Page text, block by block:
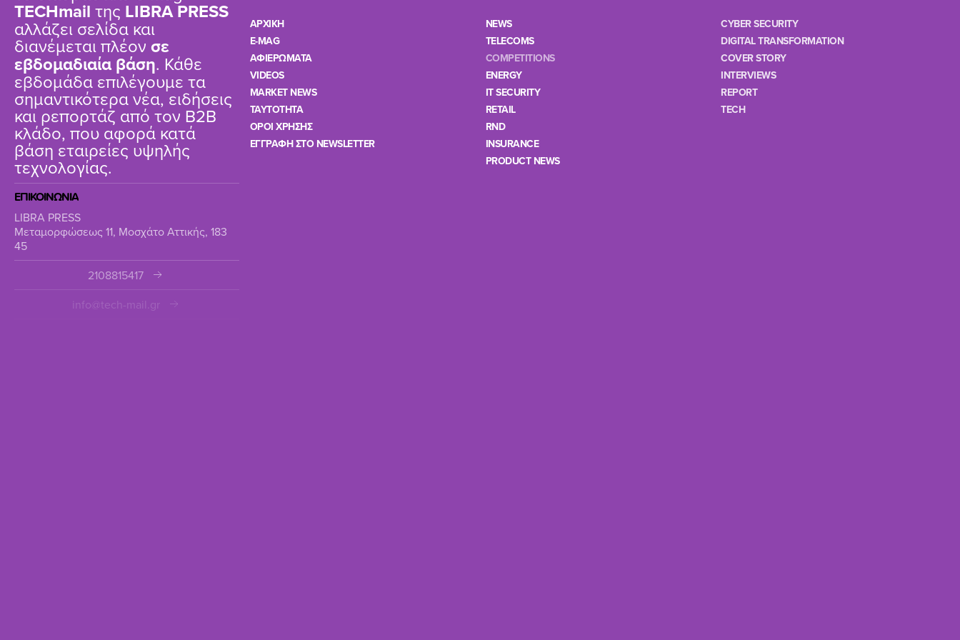
TΕCHmail της LIBRA PRESS
αλλάζει σελίδα και
διανέμεται πλέον σε
εβδομαδιαία βάση. Κάθε
εβδομάδα επιλέγουμε τα
σημαντικότερα νέα, ειδήσεις
και ρεπορτάζ από τον B2B
κλάδο, που αφορά κατά
βάση εταιρείες υψηλής
τεχνολογίας.
ΕΠΙΚΟΙΝΩΝΙΑ
LIBRA PRESS
Μεταμορφώσεως 11, Μοσχάτο Αττικής, 183
45
2108815417
info@tech-mail.gr
ΑΡΧΙΚΗ
E-MAG
ΑΦΙΕΡΩΜΑΤΑ
VIDEOS
MARKET NEWS
TAYTOTHTA
ΟΡΟΙ ΧΡΗΣΗΣ
ΕΓΓΡΑΦΗ ΣΤΟ NEWSLETTER
NEWS
TELECOMS
COMPETITIONS
ENERGY
IT SECURITY
RETAIL
RND
INSURANCE
PRODUCT NEWS
CYBER SECURITY
DIGITAL TRANSFORMATION
COVER STORY
INTERVIEWS
REPORT
TECH